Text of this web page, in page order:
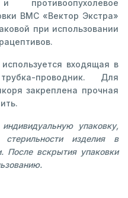
и противоопухолевое
ВМС «Вектор Экстра»
при использовании
входящая в
проводник. Для
закреплена прочная
упаковку,
изделия в
После вскрытия упаковки